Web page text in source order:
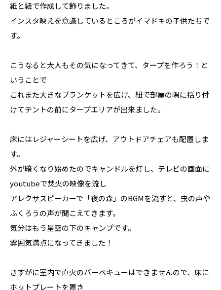
紙と紐で作成して飾りました。
インスタ映えを意識しているところがイマドキの子供たちで
す。
こうなると大人もその気になってきて、タープを作ろう！と
いうことで
これまた大きなブランケットを広げ、紐で部屋の隅に括り付
けてテントの前にタープエリアが出来ました。
床にはレジャーシートを広げ、アウトドアチェアも配置しま
す。
外が暗くなり始めたのでキャンドルを灯し、テレビの画面に
youtubeで焚火の映像を流し
アレクサスピーカーで「夜の森」のBGMを流すと、虫の声や
ふくろうの声が聞こえてきます。
気分はもう星空の下のキャンプです。
雰囲気満点になってきました！
さすがに室内で直火のバーベキューはできませんので、床に
ホットプレートを置き